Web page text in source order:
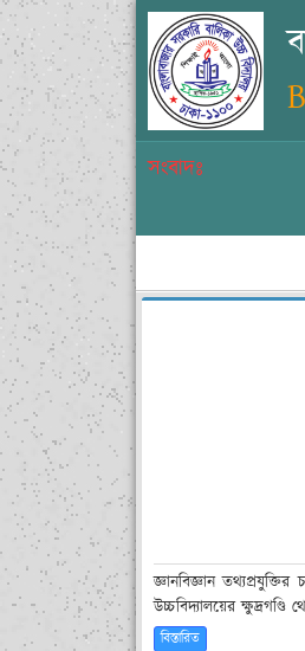
সংবাদঃ
জ্ঞানবিজ্ঞান
উচ্চবিদ্যালয়ের
বিস্তারিত